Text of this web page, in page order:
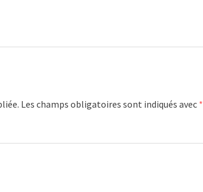
Les champs obligatoires sont indiqués avec *